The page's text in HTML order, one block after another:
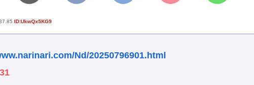
ID:UkwQx5KG9
Nd/20250796901.html